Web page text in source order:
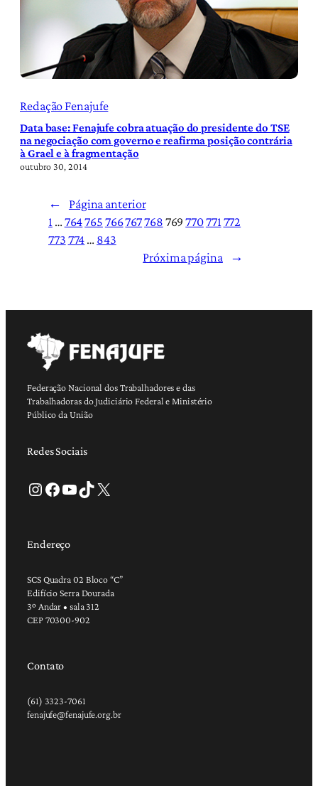
Redação Fenajufe
Data base: Fenajufe cobra atuação do presidente do TSE
na negociação com governo e reafirma posição contrária
à Grael e à fragmentação
outubro 30, 2014
←
Página anterior
1 …764765766767768769 770771 772
773774… 843
Próxima página
→
Federação Nacional dos Trabalhadores e das
Trabalhadoras do Judiciário Federal e Ministério
Público da União
Redes Sociais
Instagram Facebook Youtube TikTok X
Endereço
SCS Quadra 02 Bloco “C”
Edifício Serra Dourada
3º Andar • sala 312
CEP 70300-902
Contato
(61) 3323-7061
fenajufe@fenajufe.org.br